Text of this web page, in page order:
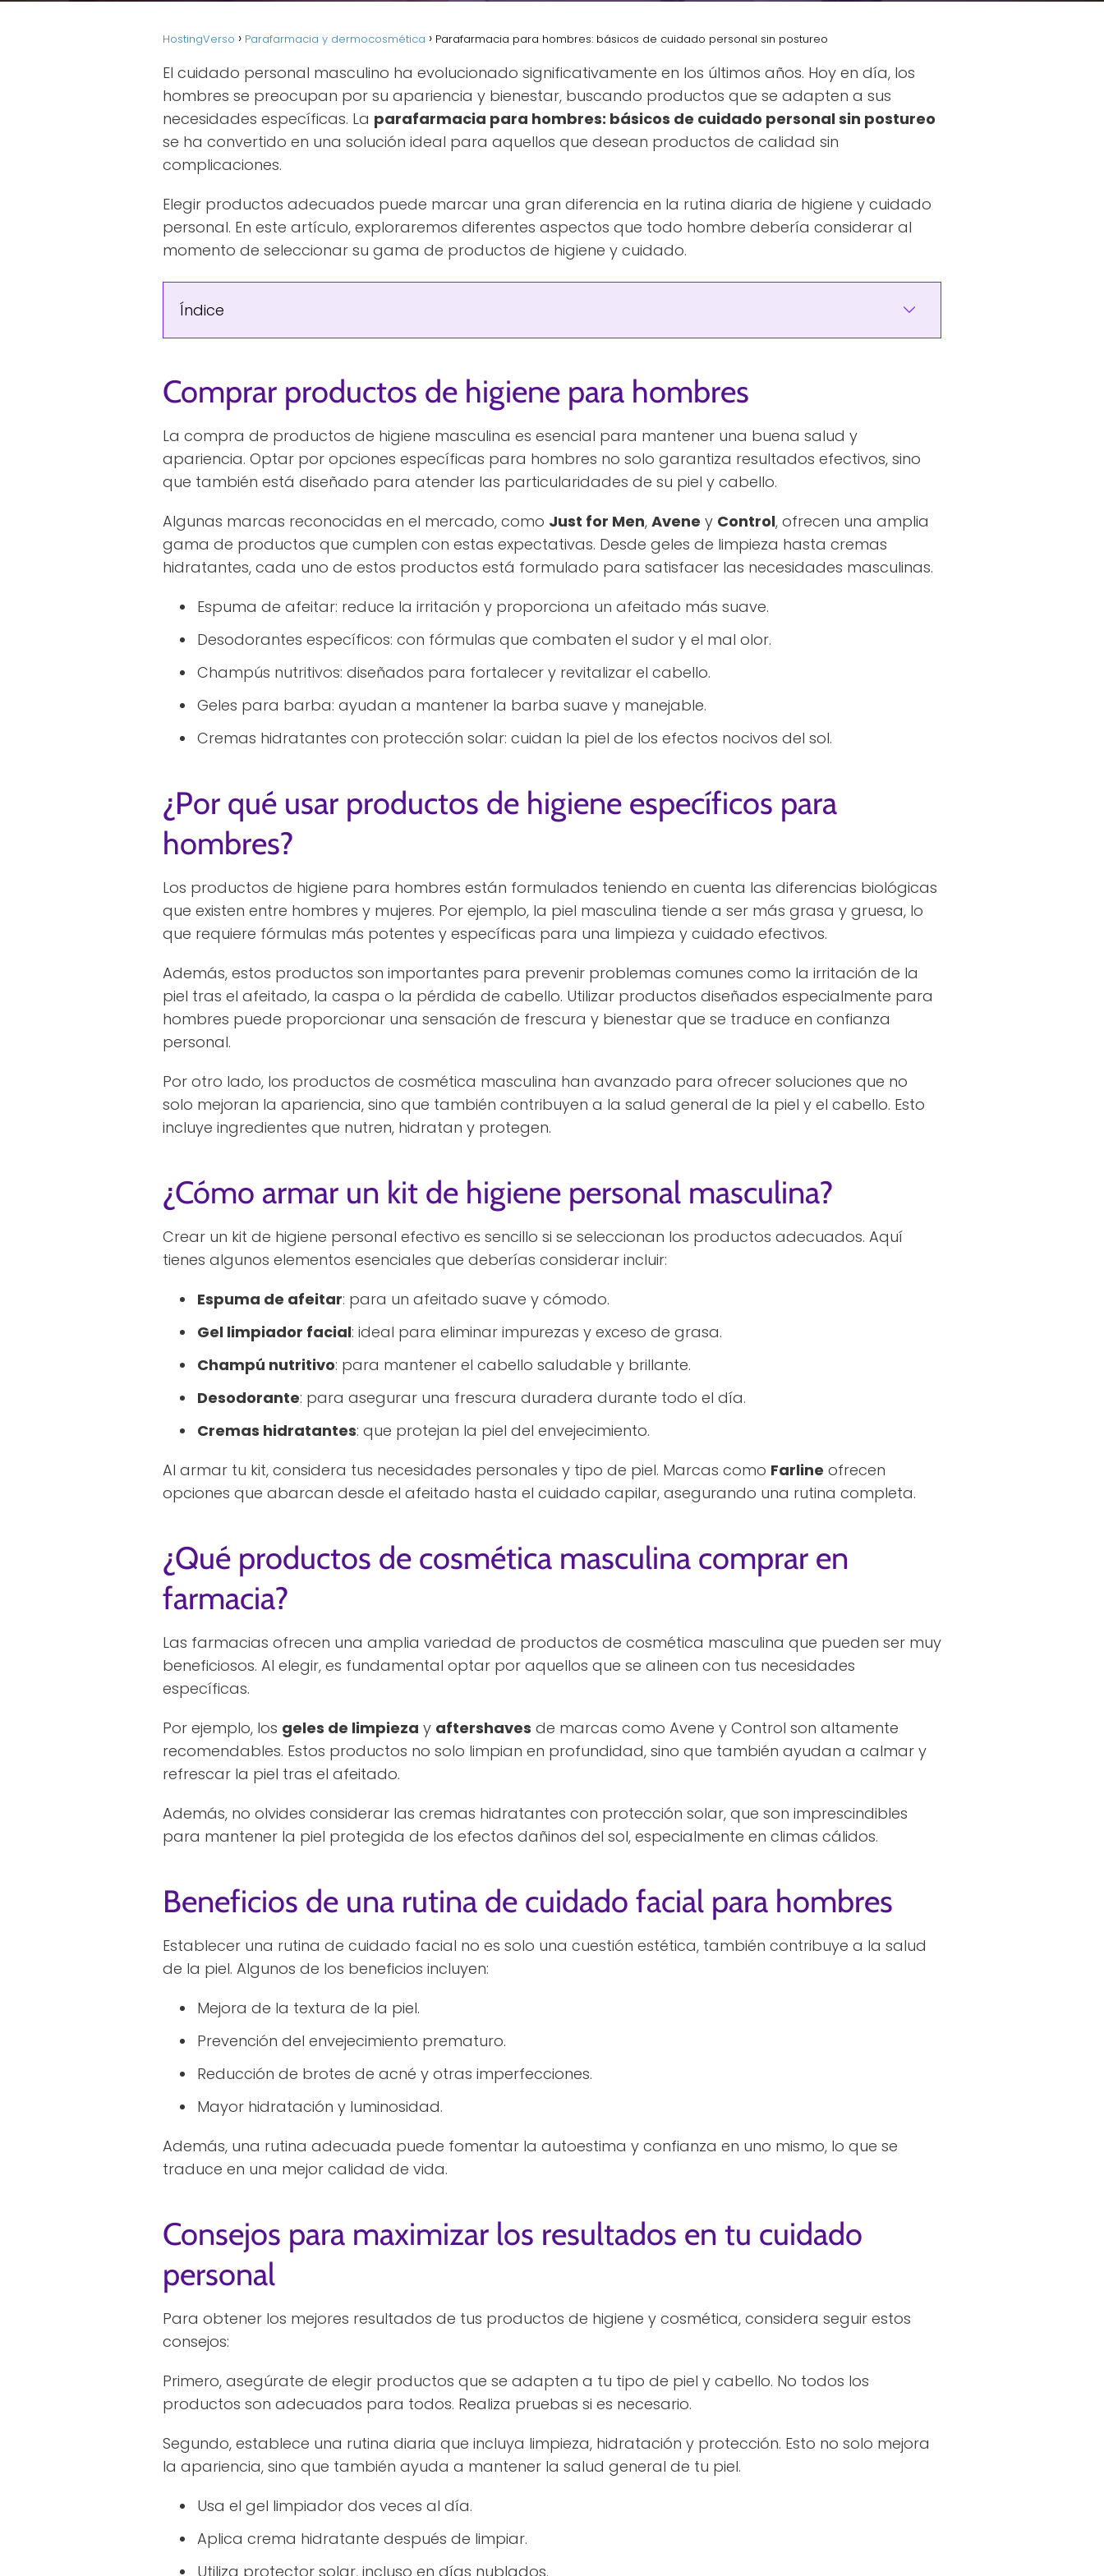
HostingVerso Parafarmacia y dermocosmética Parafarmacia para hombres: básicos de cuidado personal sin postureo
El cuidado personal masculino ha evolucionado significativamente en los últimos años. Hoy en día, los
hombres se preocupan por su apariencia y bienestar, buscando productos que se adapten a sus
necesidades específicas. La parafarmacia para hombres: básicos de cuidado personal sin postureo
se ha convertido en una solución ideal para aquellos que desean productos de calidad sin
complicaciones.
Elegir productos adecuados puede marcar una gran diferencia en la rutina diaria de higiene y cuidado
personal. En este artículo, exploraremos diferentes aspectos que todo hombre debería considerar al
momento de seleccionar su gama de productos de higiene y cuidado.
Índice
Comprar productos de higiene para hombres
La compra de productos de higiene masculina es esencial para mantener una buena salud y
apariencia. Optar por opciones específicas para hombres no solo garantiza resultados efectivos, sino
que también está diseñado para atender las particularidades de su piel y cabello.
Algunas marcas reconocidas en el mercado, como Just for Men, Avene y Control, ofrecen una amplia
gama de productos que cumplen con estas expectativas. Desde geles de limpieza hasta cremas
hidratantes, cada uno de estos productos está formulado para satisfacer las necesidades masculinas.
Espuma de afeitar: reduce la irritación y proporciona un afeitado más suave.
Desodorantes específicos: con fórmulas que combaten el sudor y el mal olor.
Champús nutritivos: diseñados para fortalecer y revitalizar el cabello.
Geles para barba: ayudan a mantener la barba suave y manejable.
Cremas hidratantes con protección solar: cuidan la piel de los efectos nocivos del sol.
¿Por qué usar productos de higiene específicos para
hombres?
Los productos de higiene para hombres están formulados teniendo en cuenta las diferencias biológicas
que existen entre hombres y mujeres. Por ejemplo, la piel masculina tiende a ser más grasa y gruesa, lo
que requiere fórmulas más potentes y específicas para una limpieza y cuidado efectivos.
Además, estos productos son importantes para prevenir problemas comunes como la irritación de la
piel tras el afeitado, la caspa o la pérdida de cabello. Utilizar productos diseñados especialmente para
hombres puede proporcionar una sensación de frescura y bienestar que se traduce en confianza
personal.
Por otro lado, los productos de cosmética masculina han avanzado para ofrecer soluciones que no
solo mejoran la apariencia, sino que también contribuyen a la salud general de la piel y el cabello. Esto
incluye ingredientes que nutren, hidratan y protegen.
¿Cómo armar un kit de higiene personal masculina?
Crear un kit de higiene personal efectivo es sencillo si se seleccionan los productos adecuados. Aquí
tienes algunos elementos esenciales que deberías considerar incluir:
Espuma de afeitar: para un afeitado suave y cómodo.
Gel limpiador facial: ideal para eliminar impurezas y exceso de grasa.
Champú nutritivo: para mantener el cabello saludable y brillante.
Desodorante: para asegurar una frescura duradera durante todo el día.
Cremas hidratantes: que protejan la piel del envejecimiento.
Al armar tu kit, considera tus necesidades personales y tipo de piel. Marcas como Farline ofrecen
opciones que abarcan desde el afeitado hasta el cuidado capilar, asegurando una rutina completa.
¿Qué productos de cosmética masculina comprar en
farmacia?
Las farmacias ofrecen una amplia variedad de productos de cosmética masculina que pueden ser muy
beneficiosos. Al elegir, es fundamental optar por aquellos que se alineen con tus necesidades
específicas.
Por ejemplo, los geles de limpieza y aftershaves de marcas como Avene y Control son altamente
recomendables. Estos productos no solo limpian en profundidad, sino que también ayudan a calmar y
refrescar la piel tras el afeitado.
Además, no olvides considerar las cremas hidratantes con protección solar, que son imprescindibles
para mantener la piel protegida de los efectos dañinos del sol, especialmente en climas cálidos.
Beneficios de una rutina de cuidado facial para hombres
Establecer una rutina de cuidado facial no es solo una cuestión estética, también contribuye a la salud
de la piel. Algunos de los beneficios incluyen:
Mejora de la textura de la piel.
Prevención del envejecimiento prematuro.
Reducción de brotes de acné y otras imperfecciones.
Mayor hidratación y luminosidad.
Además, una rutina adecuada puede fomentar la autoestima y confianza en uno mismo, lo que se
traduce en una mejor calidad de vida.
Consejos para maximizar los resultados en tu cuidado
personal
Para obtener los mejores resultados de tus productos de higiene y cosmética, considera seguir estos
consejos:
Primero, asegúrate de elegir productos que se adapten a tu tipo de piel y cabello. No todos los
productos son adecuados para todos. Realiza pruebas si es necesario.
Segundo, establece una rutina diaria que incluya limpieza, hidratación y protección. Esto no solo mejora
la apariencia, sino que también ayuda a mantener la salud general de tu piel.
Usa el gel limpiador dos veces al día.
Aplica crema hidratante después de limpiar.
Utiliza protector solar, incluso en días nublados.